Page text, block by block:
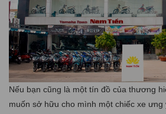
Nếu bạn cũng là một tín đồ của thương
muốn sở hữu cho mình một chiếc xe